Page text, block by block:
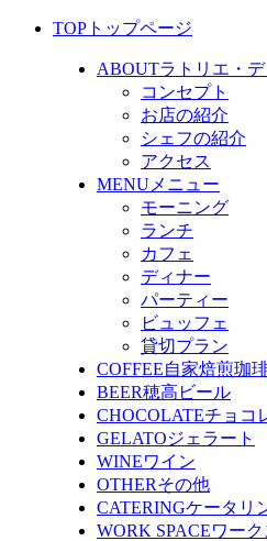
TOP トップページ
ABOUTラトリエ・
コンセプト
お店の紹介
シェフの紹介
アクセス
MENU メニュー
モーニング
ランチ
カフェ
ディナー
パーティー
ビュッフェ
貸切プラン
COFFEE自家焙煎珈
BEER穂高ビール
CHOCOLATEチョコ
GELATOジェラート
WINEワイン
OTHERその他
CATERINGケータリ
WORK SPACEワー